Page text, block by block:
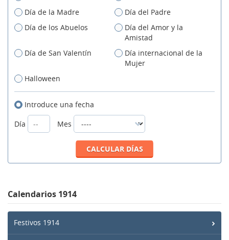
Día de la Madre
Día del Padre
Día de los Abuelos
Día del Amor y la
Amistad
Día de San Valentín
Día internacional de la
Mujer
Halloween
Introduce una fecha
Día
Mes
Calendarios 1914
Festivos 1914